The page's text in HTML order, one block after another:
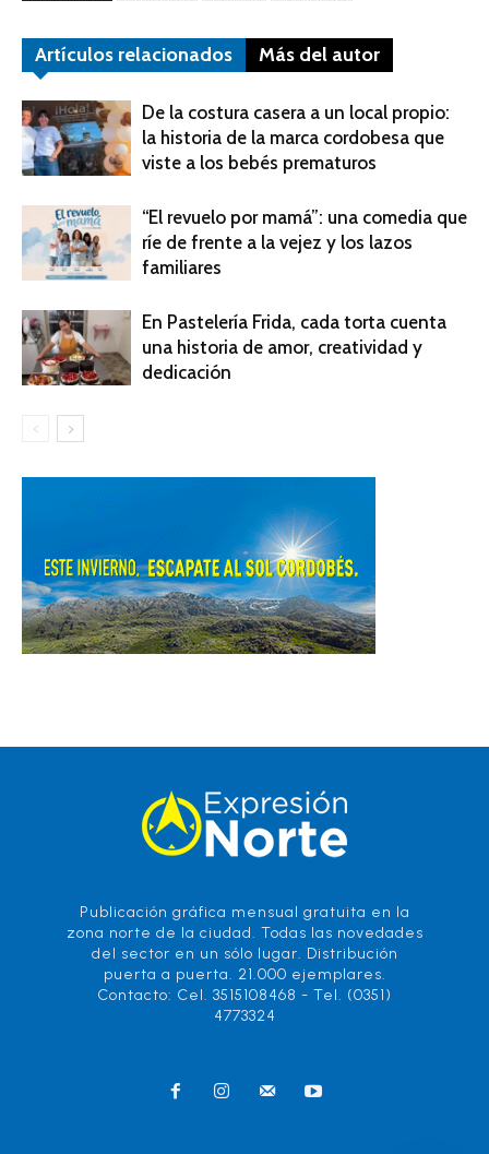
Artículos relacionados Más del autor
De la costura casera a un local propio:
la historia de la marca cordobesa que
viste a los bebés prematuros
“El revuelo por mamá”: una comedia que
ríe de frente a la vejez y los lazos
familiares
En Pastelería Frida, cada torta cuenta
una historia de amor, creatividad y
dedicación
Publicación gráfica mensual gratuita en la
zona norte de la ciudad. Todas las novedades
del sector en un sólo lugar. Distribución
puerta a puerta. 21.000 ejemplares.
Contacto: Cel. 3515108468 - Tel. (0351)
4773324